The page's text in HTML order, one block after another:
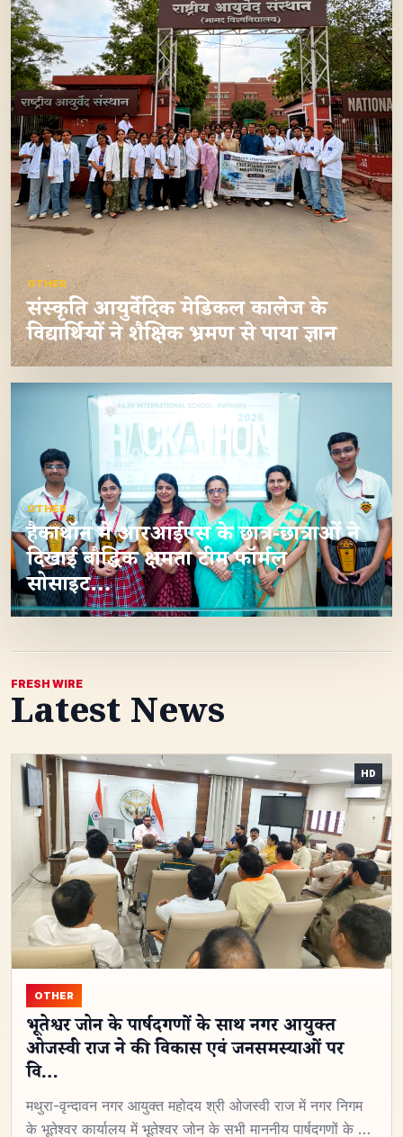
OTHER
संस्कृति आयुर्वेदिक मेडिकल कालेज के
विद्यार्थियों ने शैक्षिक भ्रमण से पाया ज्ञान
OTHER
हैकाथॉन में आरआईएस के छात्र-छात्राओं ने
दिखाई बौद्धिक क्षमता टीम फॉर्मल
सोसाइट…
FRESH WIRE
Latest News
OTHER
भूतेश्वर जोन के पार्षदगणों के साथ नगर आयुक्त
ओजस्वी राज ने की विकास एवं जनसमस्याओं पर
वि…
मथुरा-वृन्दावन नगर आयुक्त महोदय श्री ओजस्वी राज में नगर निगम
के भूतेश्वर कार्यालय में भूतेश्वर जोन के सभी माननीय पार्षदगणों के …